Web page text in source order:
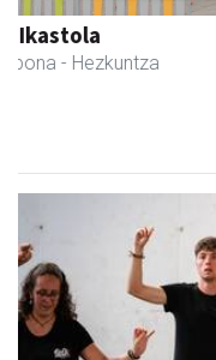
Zubimusu Ikastola
Amasa-Villabona